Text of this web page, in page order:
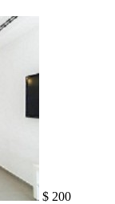
$ 200